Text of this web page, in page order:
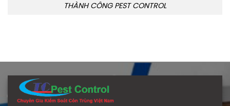
THÀNH CÔNG PEST CONTROL